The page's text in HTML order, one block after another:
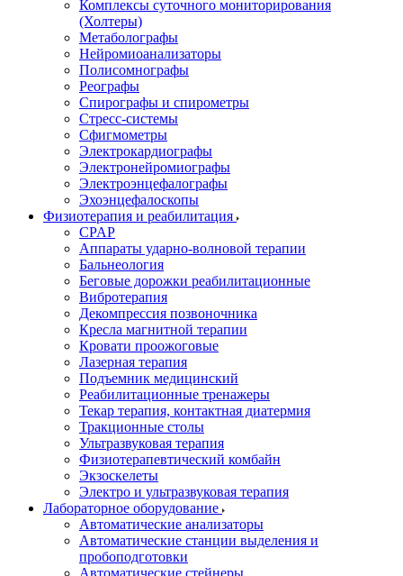
Комплексы суточного мониторирования
(Холтеры)
Метаболографы
Нейромиоанализаторы
Полисомнографы
Реографы
Спирографы и спирометры
Стресс-системы
Сфигмометры
Электрокардиографы
Электронейромиографы
Электроэнцефалографы
Эхоэнцефалоскопы
Физиотерапия и реабилитация
CPAP
Аппараты ударно-волновой терапии
Бальнеология
Беговые дорожки реабилитационные
Вибротерапия
Декомпрессия позвоночника
Кресла магнитной терапии
Кровати проожоговые
Лазерная терапия
Подъемник медицинский
Реабилитационные тренажеры
Текар терапия, контактная диатермия
Тракционные столы
Ультразвуковая терапия
Физиотерапевтический комбайн
Экзоскелеты
Электро и ультразвуковая терапия
Лабораторное оборудование
Автоматические анализаторы
Автоматические станции выделения и
пробоподготовки
Автоматические стейнеры